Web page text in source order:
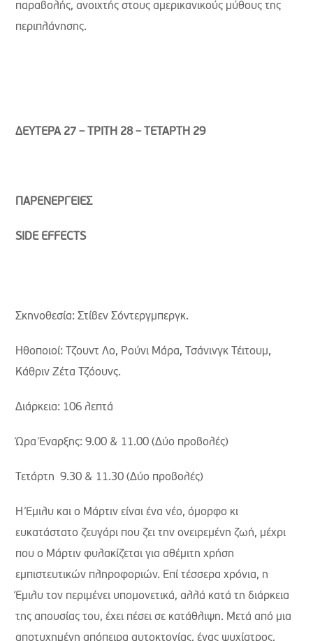
παραβολής, ανοιχτής στους αμερικανικούς μύθους της
περιπλάνησης.
ΔΕΥΤΕΡΑ 27 – ΤΡΙΤΗ 28 – ΤΕΤΑΡΤΗ 29
ΠΑΡΕΝΕΡΓΕΙΕΣ
SIDE EFFECTS
Σκηνοθεσία: Στίβεν Σόντεργμπεργκ.
Ηθοποιοί: Τζουντ Λο, Ρούνι Μάρα, Τσάνινγκ Τέιτουμ,
Κάθριν Ζέτα Τζόουνς.
Διάρκεια: 106 λεπτά
Ώρα Έναρξης: 9.00 & 11.00 (Δύο προβολές)
Τετάρτη 9.30 & 11.30 (Δύο προβολές)
Η Έμιλυ και ο Μάρτιν είναι ένα νέο, όμορφο κι
ευκατάστατο ζευγάρι που ζει την ονειρεμένη ζωή, μέχρι
που ο Μάρτιν φυλακίζεται για αθέμιτη χρήση
εμπιστευτικών πληροφοριών. Επί τέσσερα χρόνια, η
Έμιλυ τον περιμένει υπομονετικά, αλλά κατά τη διάρκεια
της απουσίας του, έχει πέσει σε κατάθλιψη. Μετά από μια
αποτυχημένη απόπειρα αυτοκτονίας, ένας ψυχίατρος,